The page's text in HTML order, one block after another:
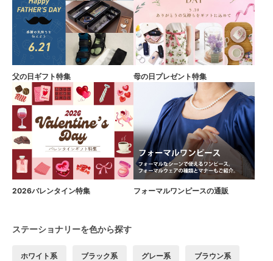
父の日ギフト特集 母の日プレゼント特集
2026バレンタイン特集 フォーマルワンピースの通販
ステーショナリーを色から探す
ホワイト系 ブラック系 グレー系 ブラウン系